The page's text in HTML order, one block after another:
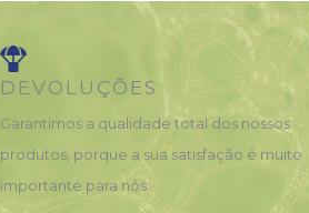
DEVOLUÇÕES
Garantimos a qualidade total dos nossos
produtos, porque a sua satisfação é muito
importante para nós.